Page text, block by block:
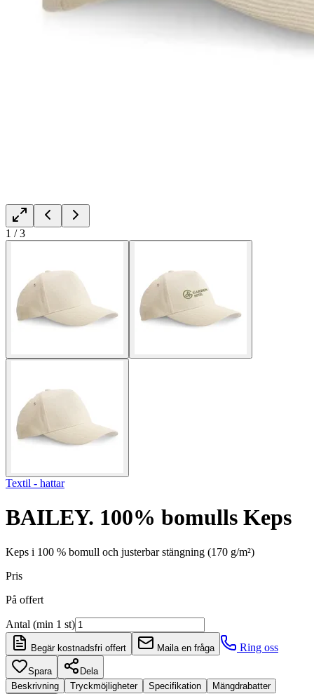
1 /3
Textil - hattar
BAILEY. 100% bomulls Keps
Keps i 100 % bomull och justerbar stängning (170 g/m²)
Pris
På offert
Antal (min 1 st)
Begär kostnadsfri offert Maila en fråga Ring oss
Spara
Dela
Beskrivning
Tryckmöjligheter Specifikation
Mängdrabatter